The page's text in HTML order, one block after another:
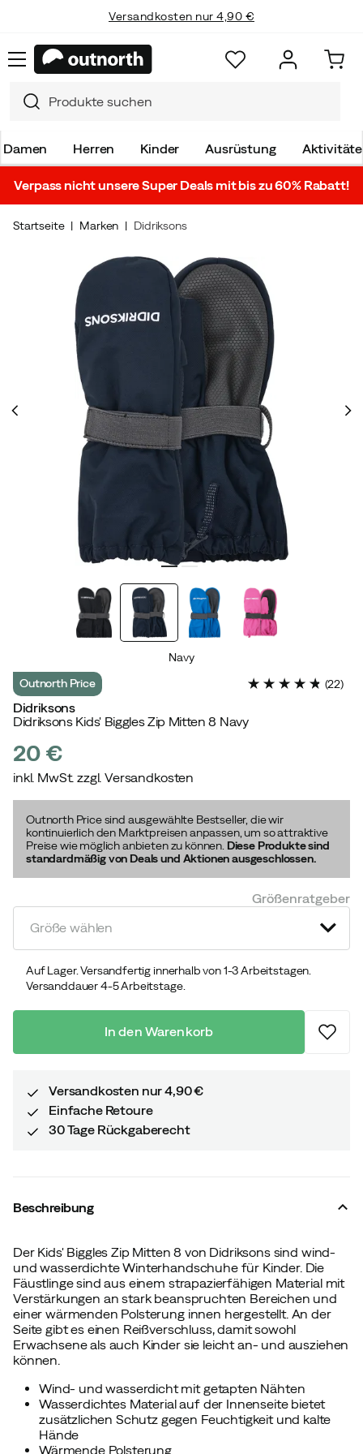
Versandkosten nur 4,90 €
Damen Herren Kinder Ausrüstung
Verpass nicht unsere Super Deals mit bis zu 60% Rabatt!
Startseite Marken Didriksons
Navy
Outnorth Price (22)
Didriksons
Didriksons Kids' Biggles Zip Mitten 8 Navy
price
20 €
inkl. MwSt. zzgl. Versandkosten
Outnorth Price sind ausgewählte Bestseller, die wir
kontinuierlich den Marktpreisen anpassen, um so attraktive
Preise wie möglich anbieten zu können. Diese Produkte sind
standardmäßig von Deals und Aktionen ausgeschlossen.
Größenratgeber
Größe wählen
Auf Lager. Versandfertig innerhalb von 1-3 Arbeitstagen.
Versanddauer 4-5 Arbeitstage.
In den Warenkorb
Versandkosten nur 4,90 €
Einfache Retoure
30 Tage Rückgaberecht
Beschreibung
Der Kids' Biggles Zip Mitten 8 von Didriksons sind wind-
und wasserdichte Winterhandschuhe für Kinder. Die
Fäustlinge sind aus einem strapazierfähigen Material mit
Verstärkungen an stark beanspruchten Bereichen und
einer wärmenden Polsterung innen hergestellt. An der
Seite gibt es einen Reißverschluss, damit sowohl
Erwachsene als auch Kinder sie leicht an- und ausziehen
können.
Wind- und wasserdicht mit getapten Nähten
Wasserdichtes Material auf der Innenseite bietet
zusätzlichen Schutz gegen Feuchtigkeit und kalte
Hände
Wärmende Polsterung